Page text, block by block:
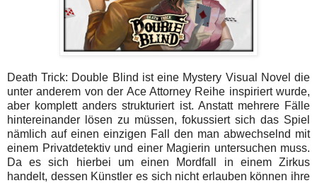
Death Trick: Double Blind ist eine Mystery Visual Novel die
unter anderem von der Ace Attorney Reihe inspiriert wurde,
aber komplett anders strukturiert ist. Anstatt mehrere Fälle
hintereinander lösen zu müssen, fokussiert sich das Spiel
nämlich auf einen einzigen Fall den man abwechselnd mit
einem Privatdetektiv und einer Magierin untersuchen muss.
Da es sich hierbei um einen Mordfall in einem Zirkus
handelt, dessen Künstler es sich nicht erlauben können ihre